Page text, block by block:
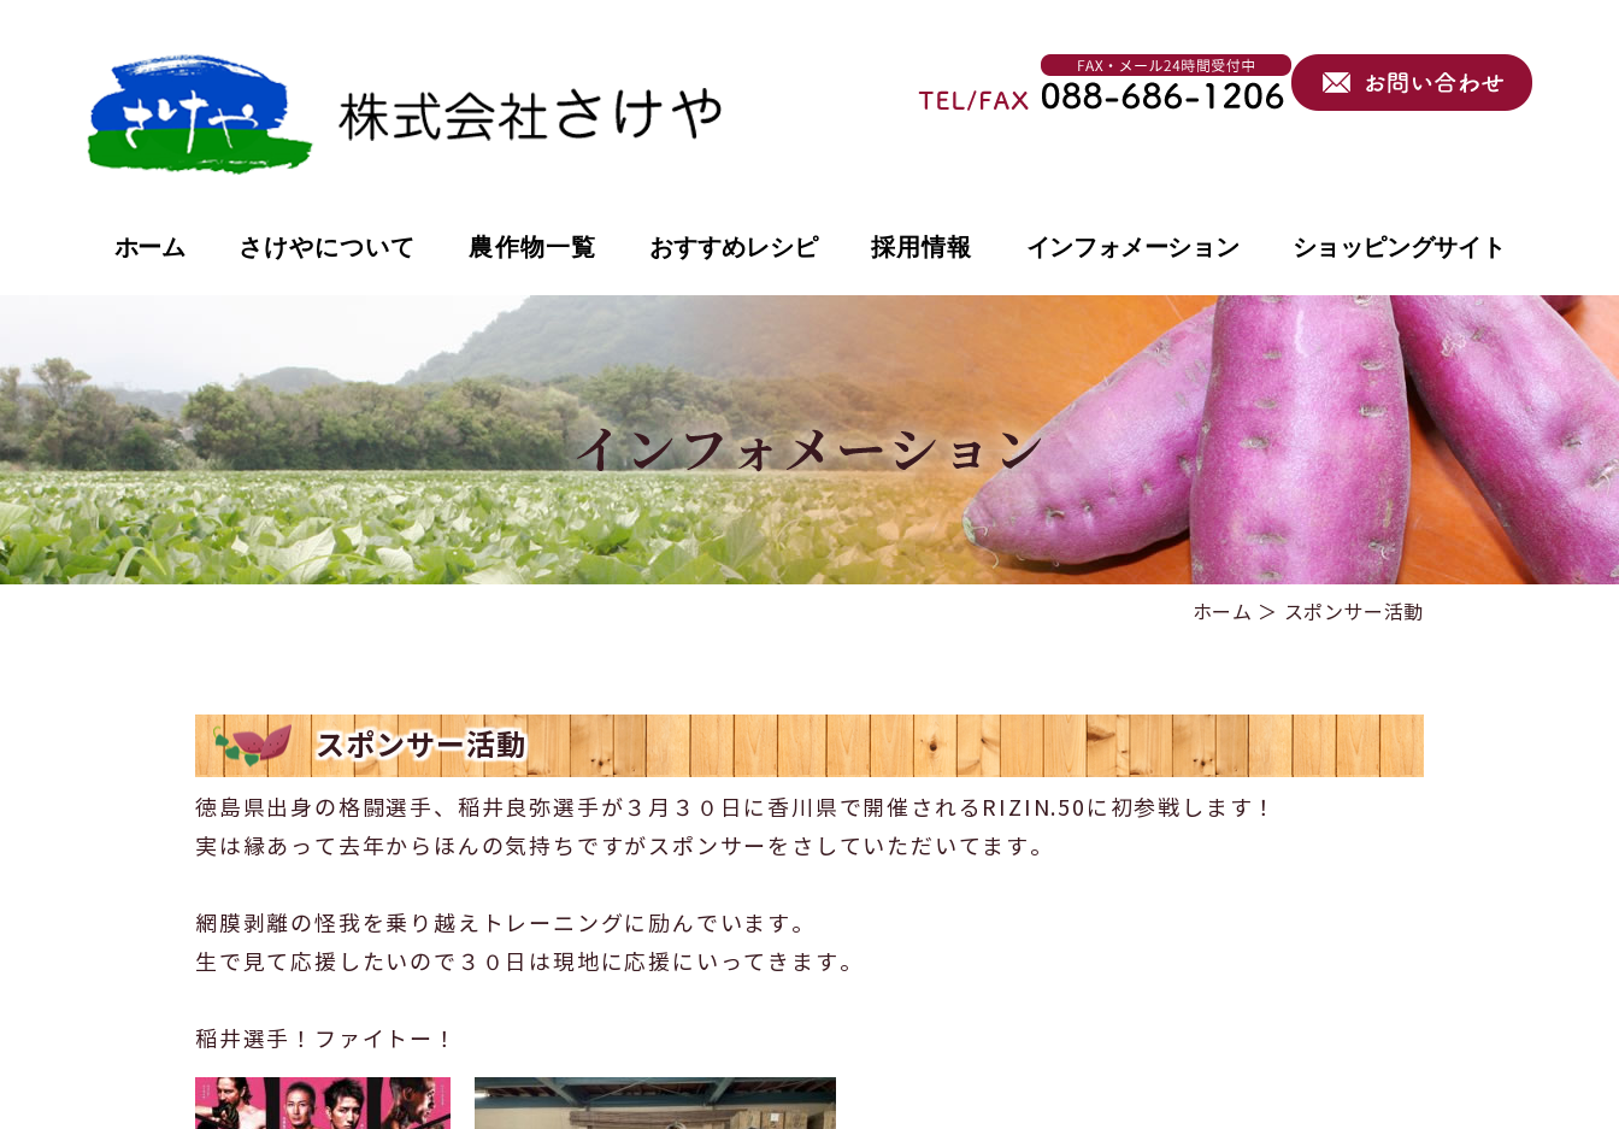
ホーム さけやについて 農作物一覧 おすすめレシピ 採用情報 インフォメーション ショッピングサイト
ホーム ＞ スポンサー活動
スポンサー活動
徳島県出身の格闘選手、稲井良弥選手が３月３０日に香川県で開催されるRIZIN.50に初参戦します！
実は縁あって去年からほんの気持ちですがスポンサーをさしていただいてます。
網膜剥離の怪我を乗り越えトレーニングに励んでいます。
生で見て応援したいので３０日は現地に応援にいってきます。
稲井選手！ファイトー！